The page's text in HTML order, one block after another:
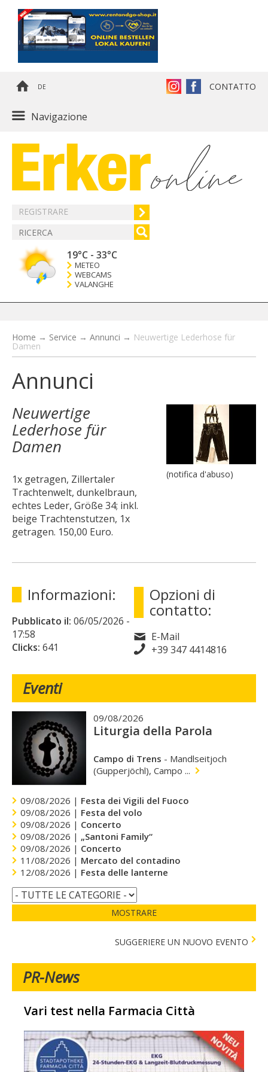
DE CONTATTO
Navigazione
REGISTRARE
19°C - 33°C
METEO
WEBCAMS
VALANGHE
Home → Service → Annunci → Neuwertige Lederhose für
Damen
Annunci
Neuwertige
Lederhose für
Damen
1x getragen, Zillertaler
Trachtenwelt, dunkelbraun,
echtes Leder, Größe 34; inkl.
beige Trachtenstutzen, 1x
getragen. 150,00 Euro.
(notifica d'abuso)
Informazioni:
Pubblicato il: 06/05/2026 -
17:58
Clicks: 641
Opzioni di
contatto:
E-Mail
+39 347 4414816
Eventi
09/08/2026
Liturgia della Parola
Campo di Trens - Mandlseitjoch
(Gupperjöchl), Campo ...
09/08/2026 | Festa dei Vigili del Fuoco
09/08/2026 | Festa del volo
09/08/2026 | Concerto
09/08/2026 | „Santoni Family“
09/08/2026 | Concerto
11/08/2026 | Mercato del contadino
12/08/2026 | Festa delle lanterne
MOSTRARE
SUGGERIERE UN NUOVO EVENTO
PR-News
Vari test nella Farmacia Città